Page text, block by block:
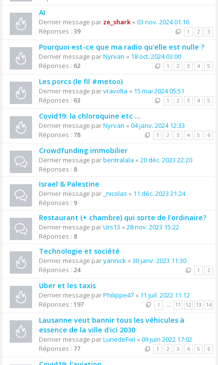
AI
Dernier message par ze_shark« 03 nov. 2024 01:16
Réponses : 39 1 2 3
Pourquoi est-ce que ma radio qu'elle est nulle ?
Dernier message parNyrvan « 18 oct. 2024 03:00
Réponses : 62 1 2 3 4 5
Les porcs (le fil #metoo)
Dernier message parvravolta « 15 mai 2024 05:51
Réponses : 63 1 2 3 4 5
Covid19: la chloroquine etc ...
Dernier message parNyrvan « 04 janv. 2024 12:33
Réponses : 78 1 2 3 4 5 6
Crowdfunding immobilier
Dernier message parbentralala « 20 déc. 2023 22:20
Réponses : 8
Israel & Palestine
Dernier message par _nicolas « 11 déc. 2023 21:24
Réponses : 9
Restaurant (+ chambre) qui sorte de l'ordinaire?
Dernier message parUrs13 « 28 nov. 2023 15:22
Réponses : 8
Technologie et société
Dernier message paryannick « 30 janv. 2023 11:30
Réponses : 24 1 2
Uber et les taxis
Dernier message parPhilippe47 « 11 juil. 2022 11:12
Réponses : 197 1 … 11 12 13 14
Lausanne veut bannir tous les véhicules à
essence de la ville d'ici 2030
Dernier message parLunedeFiel « 09 juin 2022 17:02
Réponses : 77 1 2 3 4 5 6